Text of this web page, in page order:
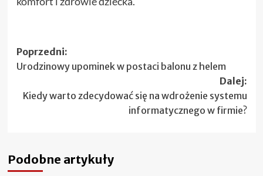
Zobacz
wpisy
Poprzedni:
Urodzinowy upominek w postaci balonu z helem
Dalej:
Kiedy warto zdecydować się na wdrożenie systemu
informatycznego w firmie?
Podobne artykuły